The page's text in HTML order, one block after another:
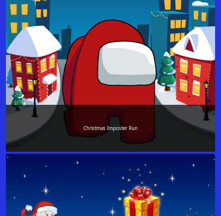
Christmas Imposter Run